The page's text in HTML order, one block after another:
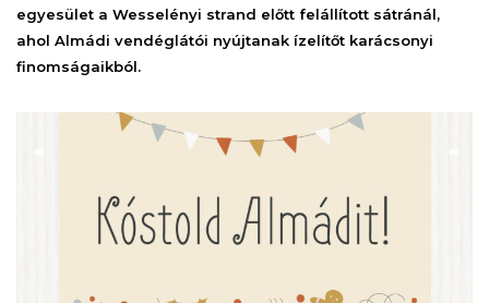
egyesület a Wesselényi strand előtt felállított sátránál,
ahol Almádi vendéglátói nyújtanak ízelítőt karácsonyi
finomságaikból.